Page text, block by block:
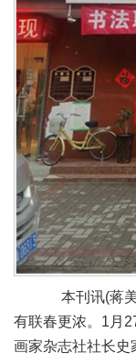
本刊讯(蒋美
有联春更浓。1月
画家杂志社社长史